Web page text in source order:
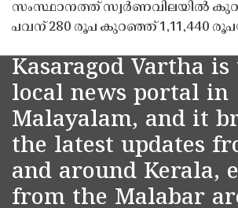
സംസ്ഥാനത്ത് സ്വർണവിലയിൽ
പവന് 280 രൂപ കുറഞ്ഞ് 1,11,440
Kasaragod Vartha
local news portal in
Malayalam, and it
the latest updates
and around Kerala,
from the Malabar